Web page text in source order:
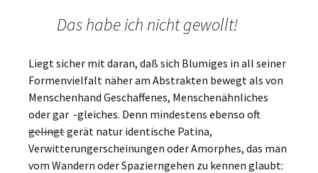
Das habe ich nicht gewollt!
Liegt sicher mit daran, daß sich Blumiges in all seiner
Formenvielfalt näher am Abstrakten bewegt als von
Menschenhand Geschaffenes, Menschenähnliches
oder gar -gleiches. Denn mindestens ebenso oft
gelingtgerät natur identische Patina,
Verwitterungerscheinungen oder Amorphes, das man
vom Wandern oder Spazierngehen zu kennen glaubt: